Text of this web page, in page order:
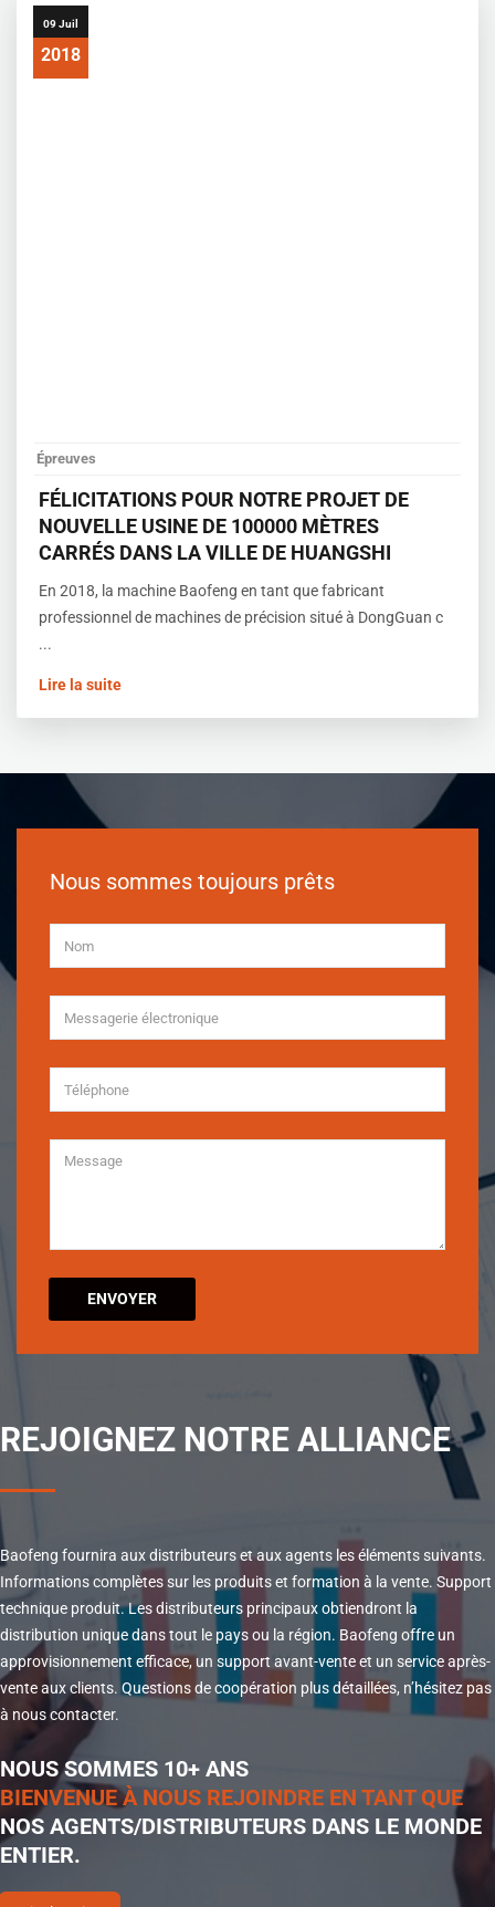
09 Juil
2018
Épreuves
FÉLICITATIONS POUR NOTRE PROJET DE
NOUVELLE USINE DE 100000 MÈTRES
CARRÉS DANS LA VILLE DE HUANGSHI
En 2018, la machine Baofeng en tant que fabricant
professionnel de machines de précision situé à DongGuan c
...
Lire la suite
Nous sommes toujours prêts
ENVOYER
REJOIGNEZ NOTRE ALLIANCE
Baofeng fournira aux distributeurs et aux agents les éléments suivants.
Informations complètes sur les produits et formation à la vente. Support
technique produit. Les distributeurs principaux obtiendront la
distribution unique dans tout le pays ou la région. Baofeng offre un
approvisionnement efficace, un support avant-vente et un service après-
vente aux clients. Questions de coopération plus détaillées, n’hésitez pas
à nous contacter.
NOUS SOMMES 10+ ANS
BIENVENUE À NOUS REJOINDRE EN TANT QUE
NOS AGENTS/DISTRIBUTEURS DANS LE MONDE
ENTIER.